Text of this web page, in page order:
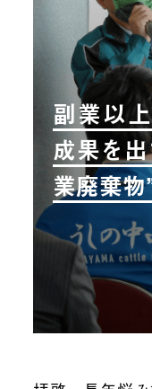
副業以
成果を
業廃棄